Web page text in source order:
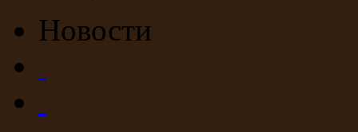
Новости